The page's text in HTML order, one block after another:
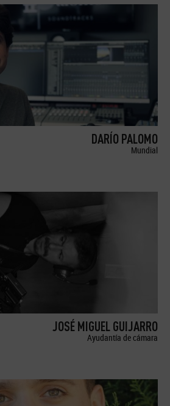
DARÍO PALOMO
Mundial
JOSÉ MIGUEL GUIJARRO
Ayudantía de cámara